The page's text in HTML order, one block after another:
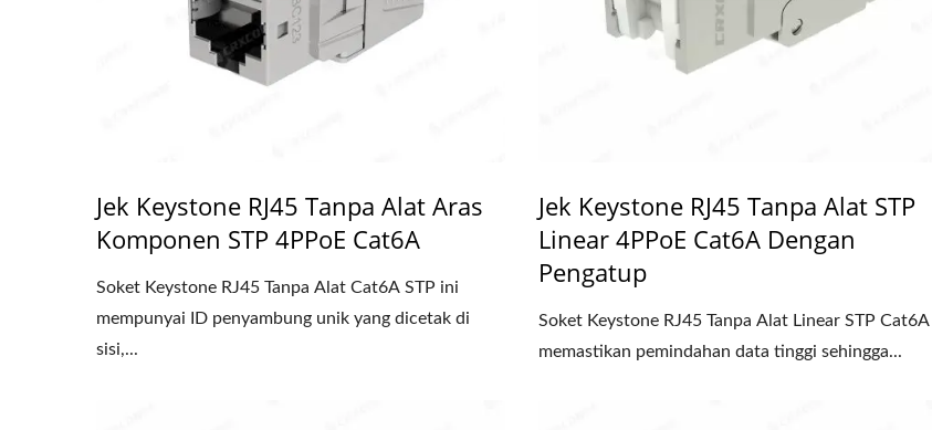
Jek Keystone RJ45 Tanpa Alat Aras
Komponen STP 4PPoE Cat6A
Soket Keystone RJ45 Tanpa Alat Cat6A STP ini
mempunyai ID penyambung unik yang dicetak di
sisi,...
Jek Keystone RJ45 Tanpa Alat STP
Linear 4PPoE Cat6A Dengan
Pengatup
Soket Keystone RJ45 Tanpa Alat Linear STP Cat6A
memastikan pemindahan data tinggi sehingga...